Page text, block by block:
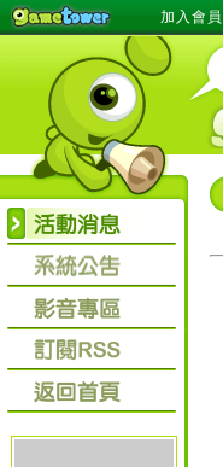
加入會員